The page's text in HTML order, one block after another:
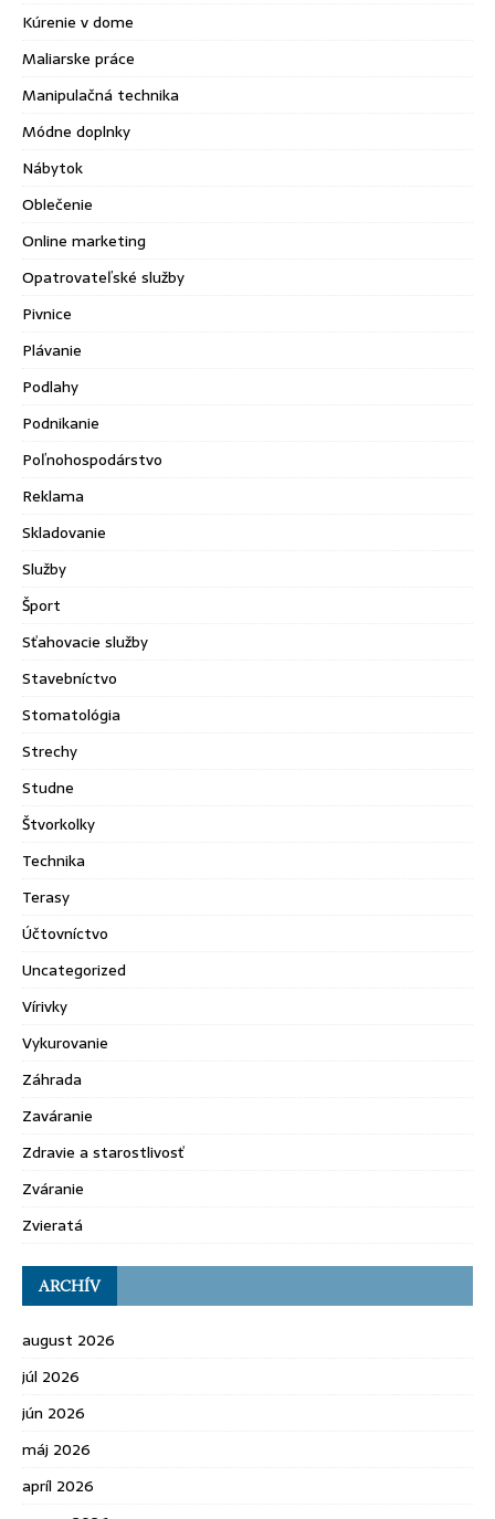
Kúrenie v dome
Maliarske práce
Manipulačná technika
Módne doplnky
Nábytok
Oblečenie
Online marketing
Opatrovateľské služby
Pivnice
Plávanie
Podlahy
Podnikanie
Poľnohospodárstvo
Reklama
Skladovanie
Služby
Šport
Sťahovacie služby
Stavebníctvo
Stomatológia
Strechy
Studne
Štvorkolky
Technika
Terasy
Účtovníctvo
Uncategorized
Vírivky
Vykurovanie
Záhrada
Zaváranie
Zdravie a starostlivosť
Zváranie
Zvieratá
ARCHÍV
august 2026
júl 2026
jún 2026
máj 2026
apríl 2026